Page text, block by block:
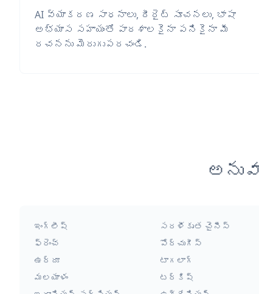
AI వ్యాకరణ సాధనాలు, రీరైట్ సూచనలు, భాషా
అభ్యాస సహాయంతో పాఠశాలకైనా పనికైనా మీ
రచనను మెరుగుపరచండి.
ఇంగ్లీష్ సరళీకృత చైనీస్
ఫ్రెంచ్
పోర్చుగీస్
ఉర్దూ
టాగలాగ్
మలయాళం
టర్కిష్